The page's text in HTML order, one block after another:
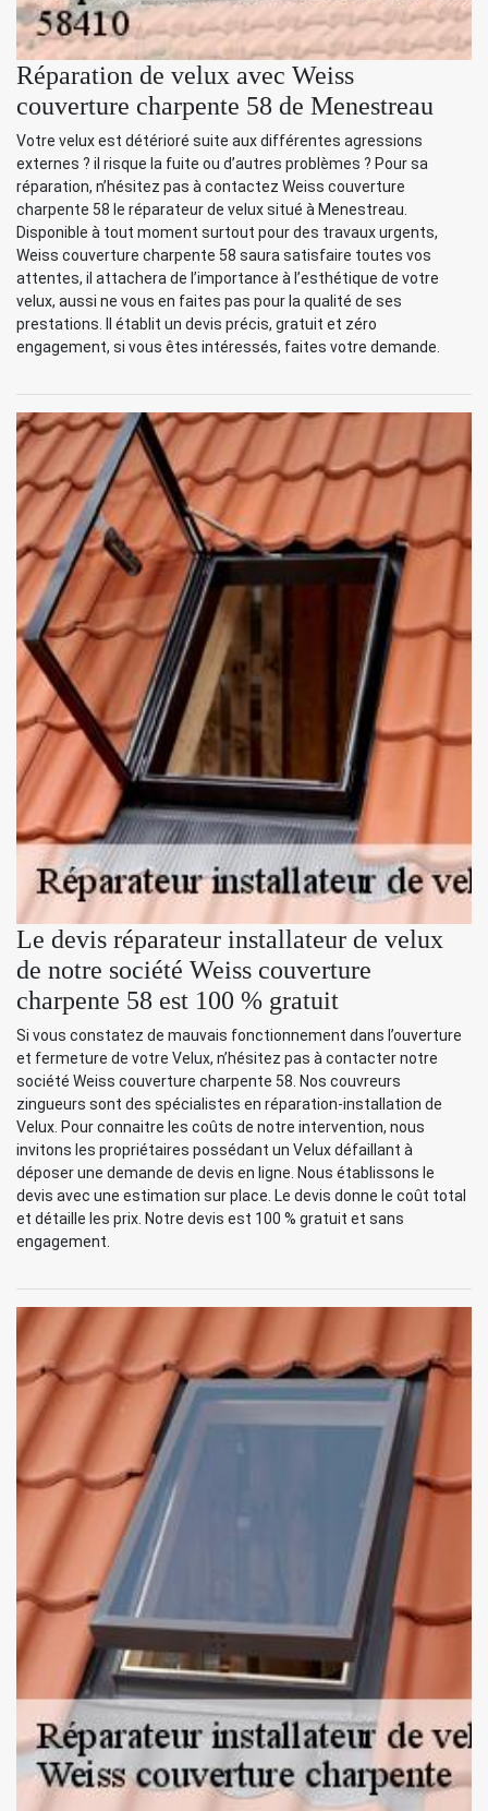
Réparation de velux avec Weiss
couverture charpente 58 de Menestreau
Votre velux est détérioré suite aux différentes agressions
externes ? il risque la fuite ou d’autres problèmes ? Pour sa
réparation, n’hésitez pas à contactez Weiss couverture
charpente 58 le réparateur de velux situé à Menestreau.
Disponible à tout moment surtout pour des travaux urgents,
Weiss couverture charpente 58 saura satisfaire toutes vos
attentes, il attachera de l’importance à l’esthétique de votre
velux, aussi ne vous en faites pas pour la qualité de ses
prestations. Il établit un devis précis, gratuit et zéro
engagement, si vous êtes intéressés, faites votre demande.
Le devis réparateur installateur de velux
de notre société Weiss couverture
charpente 58 est 100 % gratuit
Si vous constatez de mauvais fonctionnement dans l’ouverture
et fermeture de votre Velux, n’hésitez pas à contacter notre
société Weiss couverture charpente 58. Nos couvreurs
zingueurs sont des spécialistes en réparation-installation de
Velux. Pour connaitre les coûts de notre intervention, nous
invitons les propriétaires possédant un Velux défaillant à
déposer une demande de devis en ligne. Nous établissons le
devis avec une estimation sur place. Le devis donne le coût total
et détaille les prix. Notre devis est 100 % gratuit et sans
engagement.